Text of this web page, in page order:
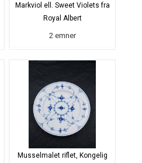
Markviol ell. Sweet Violets fra
Royal Albert
2 emner
Musselmalet riflet, Kongelig